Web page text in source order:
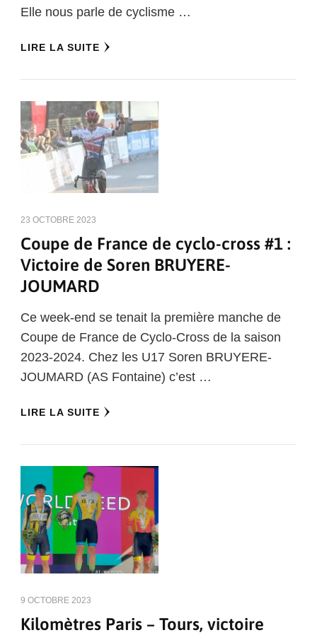
Elle nous parle de cyclisme …
LIRE LA SUITE
23 OCTOBRE 2023
Coupe de France de cyclo-cross #1 :
Victoire de Soren BRUYERE-
JOUMARD
Ce week-end se tenait la première manche de
Coupe de France de Cyclo-Cross de la saison
2023-2024. Chez les U17 Soren BRUYERE-
JOUMARD (AS Fontaine) c’est …
LIRE LA SUITE
9 OCTOBRE 2023
Kilomètres Paris – Tours, victoire